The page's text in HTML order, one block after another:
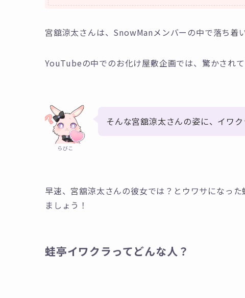
宮舘涼太さんは、SnowManメンバーの中で落ち着
YouTubeの中でのお化け屋敷企画では、驚かされ
らびこ
そんな宮舘涼太さんの姿に、イワ
早速、宮舘涼太さんの彼女では？とウワサになっ
ましょう！
蛙亭イワクラってどんな人？